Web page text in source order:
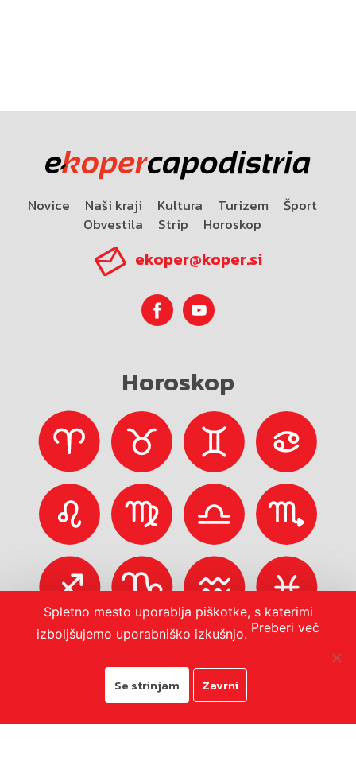
Novice Naši kraji Kultura Turizem
Šport
Obvestila
Strip Horoskop
ekoper@koper.si
Horoskop
© 2026 Mestna občina Koper
Spletno mesto uporablja piškotke, s katerimi
izboljšujemo uporabniško izkušnjo. Preberi več
Se strinjam Zavrni